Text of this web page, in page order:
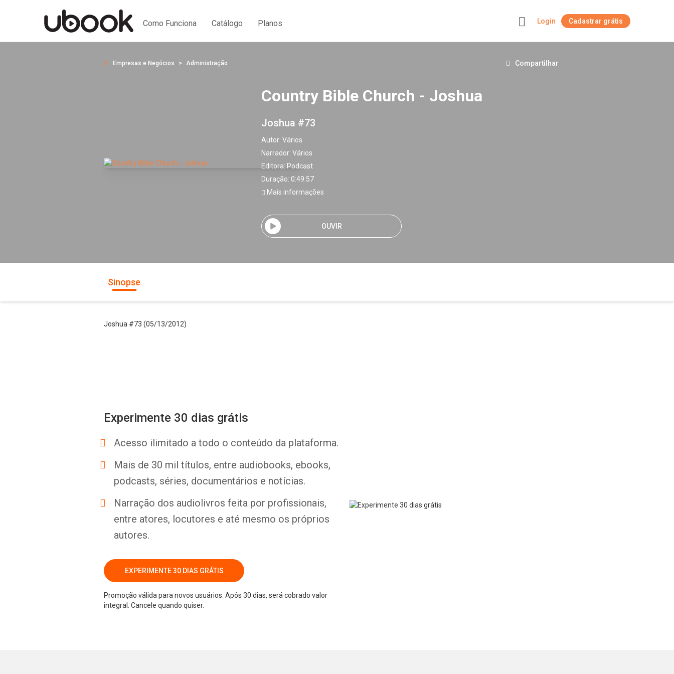
Como Funciona Catálogo Planos Login Cadastrar grátis
Empresas e Negócios Administração Compartilhar
Country Bible Church - Joshua
Joshua #73
Autor: Vários
Narrador: Vários
Editora: Podcast
Duração: 0:49:57
Mais informações
OUVIR
Sinopse
Joshua #73 (05/13/2012)
Experimente 30 dias grátis
Acesso ilimitado a todo o conteúdo da plataforma.
Mais de 30 mil títulos, entre audiobooks, ebooks,
podcasts, séries, documentários e notícias.
Narração dos audiolivros feita por profissionais,
entre atores, locutores e até mesmo os próprios
autores.
EXPERIMENTE 30 DIAS GRÁTIS
Promoção válida para novos usuários. Após 30 dias, será cobrado valor
integral. Cancele quando quiser.